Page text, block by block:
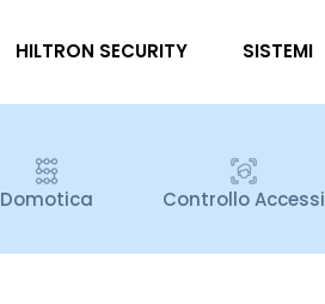
HILTRON SECURITY SISTEMI
Domotica Controllo Accessi